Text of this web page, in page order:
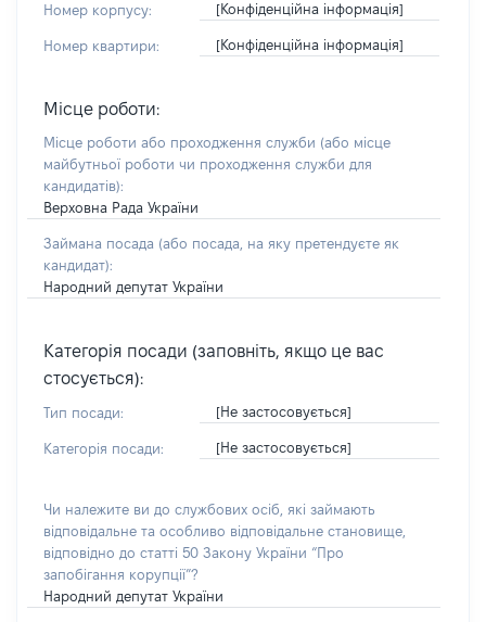
Номер корпусу: [Конфіденційна інформація]
Номер квартири: [Конфіденційна інформація]
Місце роботи:
Місце роботи або проходження служби (або місце
майбутньої роботи чи проходження служби для
кандидатів):
Верховна Рада України
Займана посада (або посада, на яку претендуєте як
кандидат):
Народний депутат України
Категорія посади (заповніть, якщо це вас
стосується):
Тип посади: [Не застосовується]
Категорія посади: [Не застосовується]
Чи належите ви до службових осіб, які займають
відповідальне та особливо відповідальне становище,
відповідно до статті 50 Закону України “Про
запобігання корупції”?
Народний депутат України